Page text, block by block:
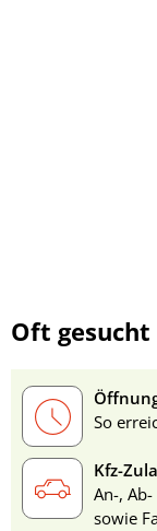
Oft gesucht
So
Kfz-
An-,
sowie